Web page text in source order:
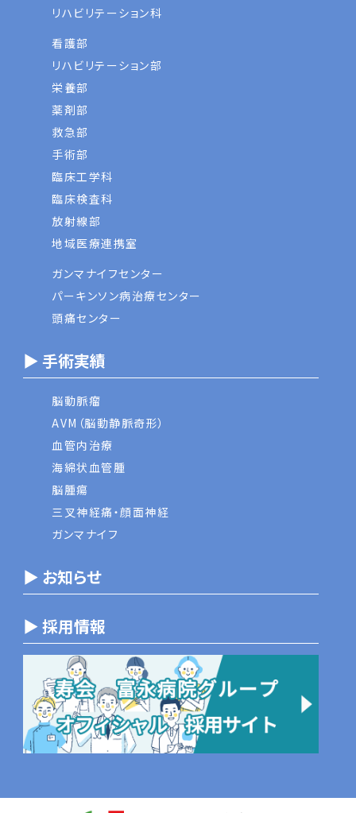
リハビリテーション科
看護部
リハビリテーション部
栄養部
薬剤部
救急部
手術部
臨床工学科
臨床検査科
放射線部
地域医療連携室
ガンマナイフセンター
パーキンソン病治療センター
頭痛センター
▶ 手術実績
脳動脈瘤
AVM（脳動静脈奇形）
血管内治療
海綿状血管腫
脳腫瘍
三叉神経痛・顔面神経
ガンマナイフ
▶ お知らせ
▶ 採用情報